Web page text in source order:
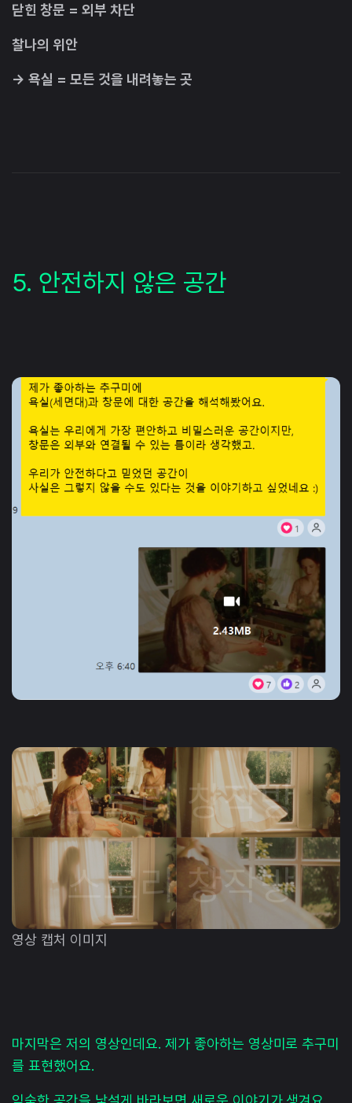
닫힌 창문 = 외부 차단
찰나의 위안
→ 욕실 = 모든 것을 내려놓는 곳
5. 안전하지 않은 공간
영상 캡처 이미지
마지막은 저의 영상인데요. 제가 좋아하는 영상미로 추구미
를 표현했어요.